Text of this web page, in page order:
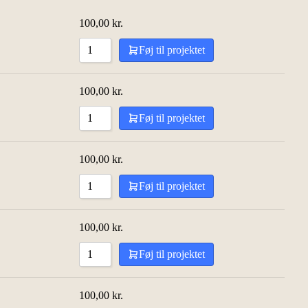
100,00 kr.
Føj til projektet
100,00 kr.
Føj til projektet
100,00 kr.
Føj til projektet
100,00 kr.
Føj til projektet
100,00 kr.